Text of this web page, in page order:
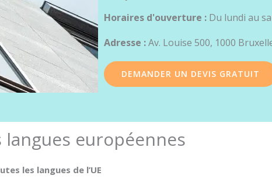
Horaires d'ouverture : Du lundi au
Adresse :Av. Louise 500, 1000
DEMANDER UN DEVIS GRATUIT
européennes
les langues de l’UE